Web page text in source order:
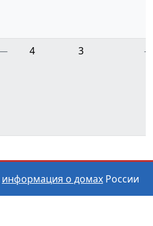
4 3 —
информация о домах России